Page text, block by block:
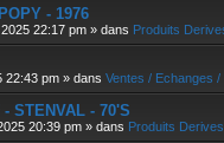
- 1976
22:17 pm » dans Produits
22:43 pm » dans Ventes / Echanges
STENVAL - 70'S
20:39 pm » dans Produits Derives